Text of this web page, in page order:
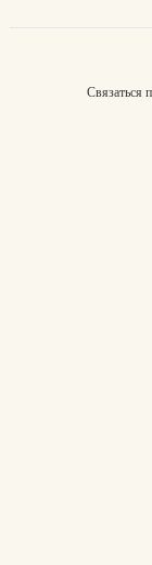
Связаться